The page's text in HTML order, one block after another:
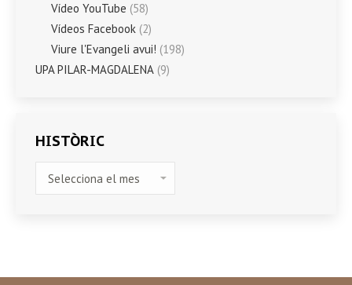
Vídeo YouTube (58)
Vídeos Facebook (2)
Viure l'Evangeli avui! (198)
UPA PILAR-MAGDALENA (9)
HISTÒRIC